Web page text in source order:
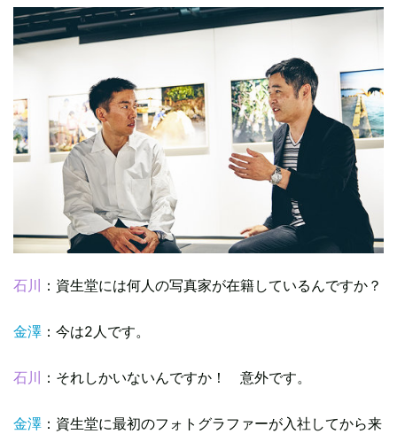
石川 ：資生堂には何人の写真家が在籍しているんですか？
金澤 ：今は2人です。
石川 ：それしかいないんですか！ 意外です。
金澤 ：資生堂に最初のフォトグラファーが入社してから来